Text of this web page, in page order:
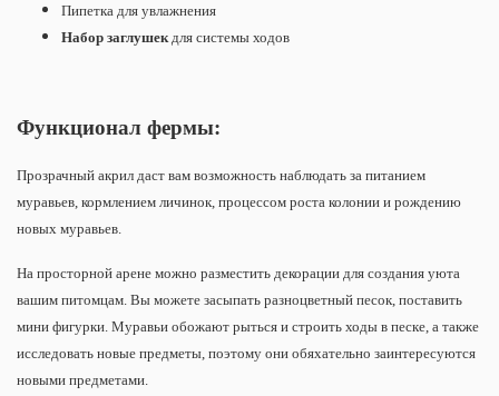
Пипетка для увлажнения
Набор заглушек для системы ходов
Функционал фермы:
Прозрачный акрил даст вам возможность наблюдать за питанием
муравьев, кормлением личинок, процессом роста колонии и рождению
новых муравьев.
На просторной арене можно разместить декорации для создания уюта
вашим питомцам. Вы можете засыпать разноцветный песок, поставить
мини фигурки. Муравьи обожают рыться и строить ходы в песке, а также
исследовать новые предметы, поэтому они обяхательно заинтересуются
новыми предметами.